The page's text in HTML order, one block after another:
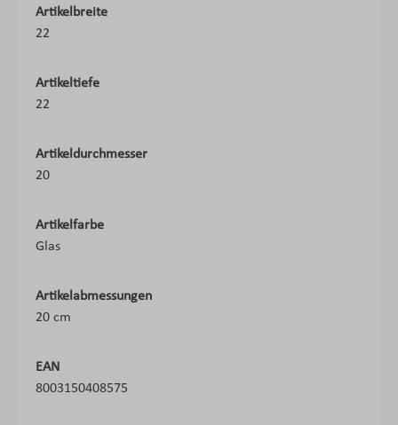
Artikelbreite
22
Artikeltiefe
22
Artikeldurchmesser
20
Artikelfarbe
Glas
Artikelabmessungen
20 cm
EAN
8003150408575